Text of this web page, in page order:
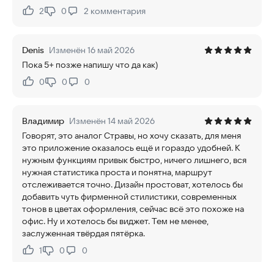
Нравится:
2Не нравится:
0 2 комментария
Denis Изменён 16 май 2026
Пока 5+ позже напишу что да как)
Нравится:
0Не нравится:
0 0
Владимир Изменён 14 май 2026
Говорят, это аналог Стравы, но хочу сказать, для меня
это приложение оказалось ещё и гораздо удобней. К
нужным функциям привык быстро, ничего лишнего, вся
нужная статистика проста и понятна, маршрут
отслеживается точно. Дизайн простоват, хотелось бы
добавить чуть фирменной стилистики, современных
тонов в цветах оформления, сейчас всё это похоже на
офис. Ну и хотелось бы виджет. Тем не менее,
заслуженная твёрдая пятёрка.
Нравится:
1Не нравится:
0 0